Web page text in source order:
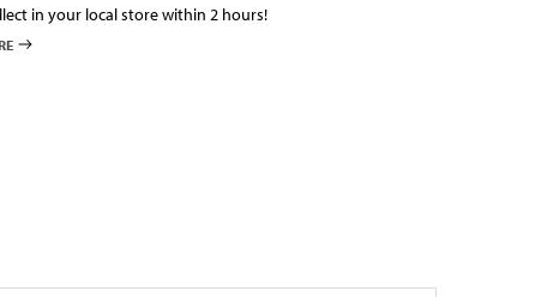
in your local store within 2 hours!